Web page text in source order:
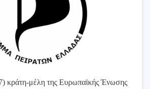
κράτη-μέλη της Ευρωπαϊκής Ένωσης